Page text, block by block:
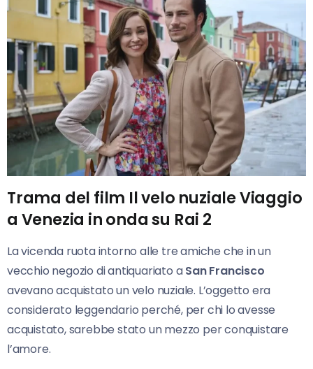
Trama del film Il velo nuziale Viaggio
a Venezia in onda su Rai 2
La vicenda ruota intorno alle tre amiche che in un
vecchio negozio di antiquariato aSan Francisco
avevano acquistato un velo nuziale. L’oggetto era
considerato leggendario perché, per chi lo avesse
acquistato, sarebbe stato un mezzo per conquistare
l’amore.